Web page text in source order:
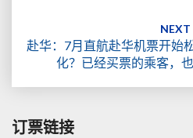
NEXT
赴华：7月直航赴华机票开始
化？已经买票的乘客，
订票链接